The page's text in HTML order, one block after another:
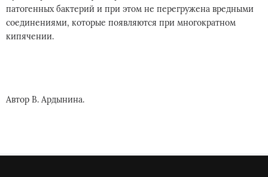
патогенных бактерий и при этом не перегружена вредными
соединениями, которые появляются при многократном
кипячении.
Автор В. Ардынина.